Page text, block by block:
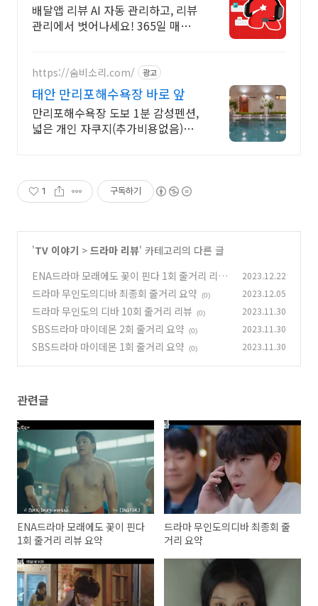
컴플레인 완벽 처리!
배달앱 리뷰 AI 자동 관리하고, 리뷰
관리에서 벗어나세요! 365일 매일
https://숨비소리.com/ 광고
태안 만리포해수욕장 바로 앞
만리포해수욕장 도보 1분 감성펜션,
넓은 개인 자쿠지(추가비용없음)
1 구독하기
'TV 이야기 > 드라마 리뷰' 카테고리의 다른 글
ENA드라마 모래에도 꽃이 핀다 1회 줄거리 리뷰
요약 (0)
2023.12.22
드라마 무인도의디바 최종회 줄거리 요약 (0) 2023.12.05
드라마 무인도의 디바 10회 줄거리 리뷰 (0) 2023.11.30
SBS드라마 마이데몬 2회 줄거리 요약 (0) 2023.11.30
SBS드라마 마이데몬 1회 줄거리 요약 (0) 2023.11.30
관련글
ENA드라마 모래에도 꽃이 핀다
1회 줄거리 리뷰 요약
드라마 무인도의디바 최종회 줄
거리 요약